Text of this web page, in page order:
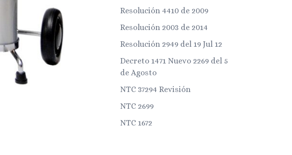
Resolución 4410 de 2009
Resolución 2003 de 2014
Resolución 2949 del 19 Jul 12
Decreto 1471 Nuevo 2269 del 5
de Agosto
NTC 37294 Revisión
NTC 2699
NTC 1672